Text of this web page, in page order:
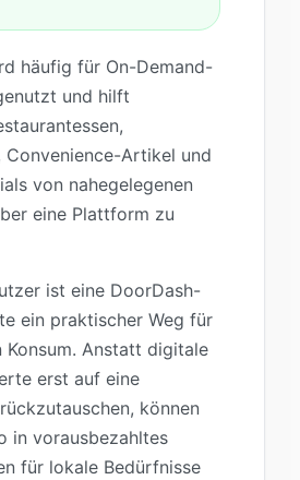
häufig für On-Demand-
und hilft
Convenience-Artikel und
von nahegelegenen
eine Plattform zu
ist eine DoorDash-
ein praktischer Weg für
Konsum. Anstatt digitale
erst auf eine
können
in vorausbezahltes
für lokale Bedürfnisse